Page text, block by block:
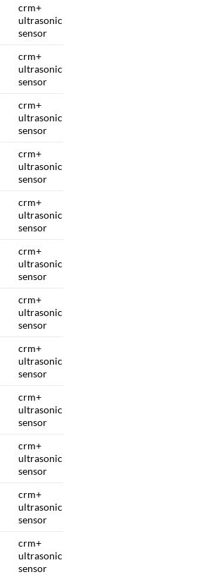
crm+
ultrasonic
sensor
crm+
ultrasonic
sensor
crm+
ultrasonic
sensor
crm+
ultrasonic
sensor
crm+
ultrasonic
sensor
crm+
ultrasonic
sensor
crm+
ultrasonic
sensor
crm+
ultrasonic
sensor
crm+
ultrasonic
sensor
crm+
ultrasonic
sensor
crm+
ultrasonic
sensor
crm+
ultrasonic
sensor